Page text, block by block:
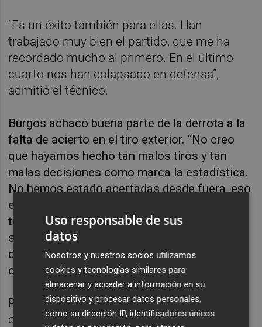
“Es un éxito también para ellas. Han
trabajado muy bien el partido, que me ha
recordado mucho al primero. En el último
cuarto nos han colapsado en defensa”,
admitió el técnico.
Burgos achacó buena parte de la derrota a la
falta de acierto en el tiro exterior. “No creo
que hayamos hecho tan malos tiros y tan
malas decisiones como marca la estadística.
No hemos estado acertadas desde fuera, eso
es así. Pero hemos tenido un muy buen rigor
táctico defensivo. Dejar a Schio en casa a
solo 62 puntos habla muy bien de nuestra
defensa, de nuestra mentalidad y de haber
creído hasta el final”, destacó.
Por su parte, Queralt Casas, capitana del
conjunto valenciano, señaló visiblemente
Uso responsable de sus
datos
Nosotros y nuestros socios utilizamos
cookies y tecnologías similares para
almacenar y acceder a información en su
dispositivo y procesar datos personales,
como su dirección IP, identificadores únicos